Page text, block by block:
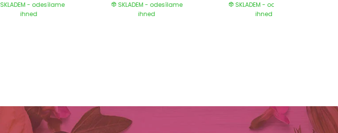
SKLADEM - odesílame
ihned
SKLADEM - odesílame
ihned
SKLADEM - odesílame
ihned